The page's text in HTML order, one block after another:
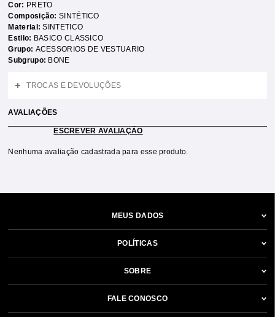
Cor: PRETO
Composição:SINTÉTICO
Material:SINTETICO
Estilo: BASICO CLASSICO
Grupo: ACESSORIOS DE VESTUARIO
Subgrupo: BONE
TROCAS E DEVOLUÇÕES
AVALIAÇÕES
ESCREVER AVALIAÇÃO
Nenhuma avaliação cadastrada para esse produto.
MEUS DADOS
POLÍTICAS
SOBRE
FALE CONOSCO